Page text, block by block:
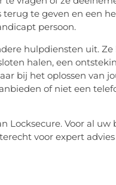
te geven en een
persoon.
hulpdiensten uit.
halen, een
bij het oplossen van
of niet een
Locksecure. Voor al uw
voor expert